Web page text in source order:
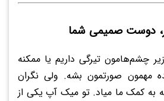
دوست صمیمی شما
چشم‌هامون تیرگی داریم یا ممکنه
مهمون صورتمون بشه. ولی نگران
به کمک ما میاد. تو میک آپ یکی از